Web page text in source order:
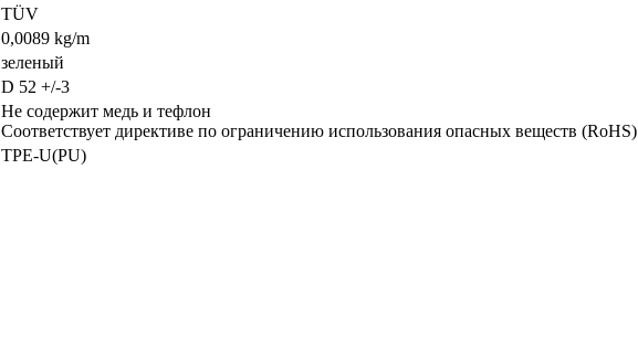
TÜV
0,0089 kg/m
зеленый
D 52 +/-3
Не содержит медь и тефлон
Соответствует директиве по ограничению использования опасных веществ (RoHS)
TPE-U(PU)